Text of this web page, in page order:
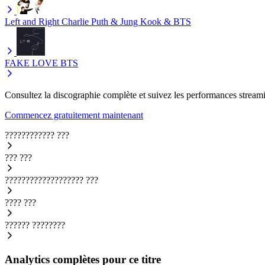
Left and Right Charlie Puth & Jung Kook & BTS
FAKE LOVE BTS
Consultez la discographie complète et suivez les performances
Commencez gratuitement maintenant
???????????? ???
??? ???
??????????????????? ???
???? ???
?????? ????????
Analytics complètes pour ce titre